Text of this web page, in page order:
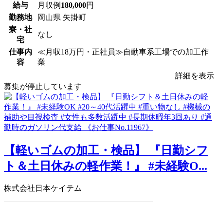
給与 月収例 180,000円
勤務地
岡山県 矢掛町
寮・社
宅
なし
仕事内
容
≪月収18万円・正社員≫自動車系工場での加工作
業
詳細を表示
募集が停止しています
【軽いゴムの加工・検品】 『日勤シフ
ト＆土日休みの軽作業！』 #未経験O...
株式会社日本ケイテム